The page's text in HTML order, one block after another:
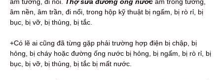
âm tường, đi nổi. Thợ sửa đường ống nước âm trong tường,
âm nền, âm trần, đi nổi, trong hộp kỹ thuật bị ngấm, bị rò rỉ, bị
bục, bị vỡ, bị thủng, bị tắc.
+Có lẽ ai cũng đã từng gặp phải trường hợp điện bị chập, bị
hỏng, bị cháy hoặc đường ống nước bị hỏng, bị ngấm, bị rò rỉ, bị
bục, bị vỡ, bị thủng, bị tắc bị mất nước.